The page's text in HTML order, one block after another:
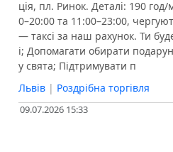
ція, пл. Ринок. Деталі: ️190
0–20:00 та 11:00–23:00,
— таксі за наш рахунок. Ти
і; ️Допомагати обирати
у свята; ️Підтримувати п
Львів | Роздрібна торгівля
09.07.2026 15:33